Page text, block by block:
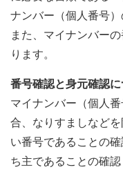
ナンバー（個人番号）
また、マイナンバー
ります。
番号確認と身元確認に
マイナンバー（個人
合、なりすましなど
い番号であることの
ち主であることの確